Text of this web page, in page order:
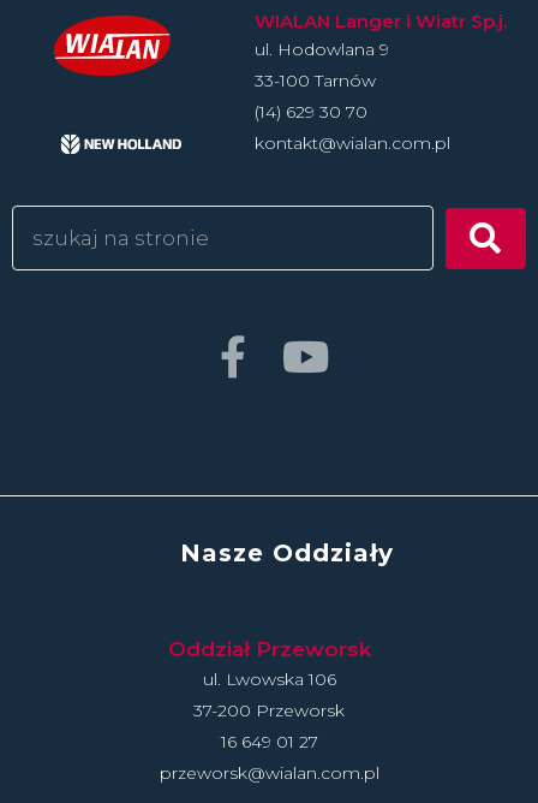
WIALAN Langer i Wiatr Sp.j.
ul. Hodowlan­a 9
33-100 Tarnów
(14) 629 30 70
kontakt@wialan.com.pl
Nasze Oddziały
Oddział Przeworsk
ul. Lwowska 106
37-200 Przeworsk
16 649 01 27
przeworsk@wialan.com.pl